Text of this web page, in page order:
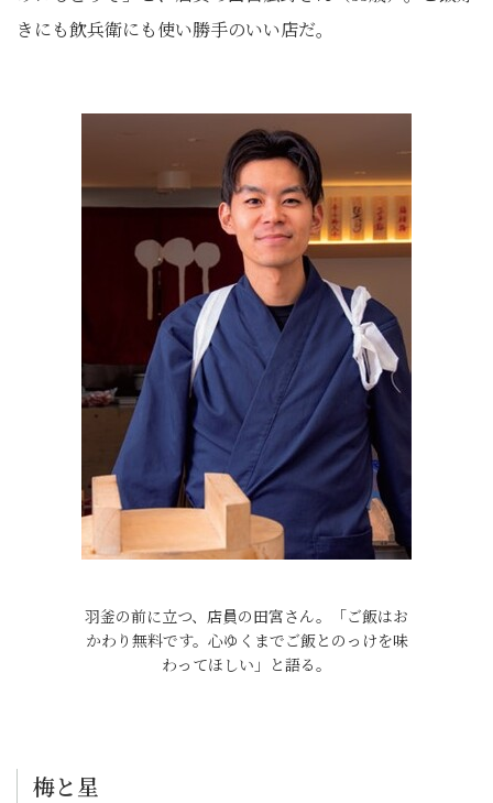
きにも飲兵衛にも使い勝手のいい店だ。
羽釜の前に立つ、店員の田宮さん。「ご飯はお
かわり無料です。心ゆくまでご飯とのっけを味
わってほしい」と語る。
梅と星